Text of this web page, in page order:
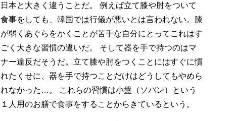
日本と大きく違うことだ。 例えば立て膝や肘をついて
食事をしても、韓国では行儀が悪いとは言われない。膝
が弱くあぐらをかくことが苦手な自分にとってこれはす
ごく大きな習慣の違いだ。 そして器を手で持つのはマ
ナー違反だそうだ。立て膝や肘をつくことにはすぐに慣
れたくせに、器を手で持つことだけはどうしてもやめら
れなかった…。 これらの習慣は小盤（ソバン）という
１人用のお膳で食事をすることからきているという。